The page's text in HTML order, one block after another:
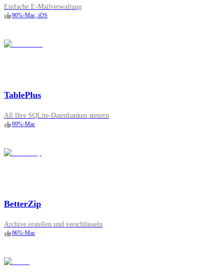
Einfache E-Mailverwaltung
90%•Mac, iOS
TablePlus
All Ihre SQLite-Datenbanken steuern
99%•Mac
BetterZip
Archive erstellen und verschlüsseln
96%•Mac